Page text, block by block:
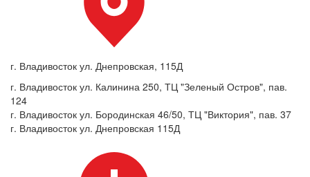
г. Владивосток ул. Днепровская, 115Д
г. Владивосток ул. Калинина 250, ТЦ "Зеленый Остров", пав.
124
г. Владивосток ул. Бородинская 46/50, ТЦ "Виктория", пав. 37
г. Владивосток ул. Днепровская 115Д